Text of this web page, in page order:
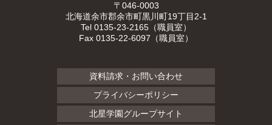
〒046-0003
北海道余市郡余市町黒川町19丁目2-1
Tel 0135-23-2165（職員室）
Fax 0135-22-6097（職員室）
資料請求・お問い合わせ
プライバシーポリシー
北星学園グループサイト